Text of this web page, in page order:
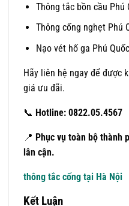
Thông tắc bồn cầu Phú
Thông cống nghẹt Phú
Nạo vét hố ga Phú Quốc
Hãy liên hệ ngay để được
giá ưu đãi.
📞 Hotline: 0822.05.4567
📍 Phục vụ toàn bộ thành
lân cận.
thông tắc cống tại Hà Nội
Kết Luận